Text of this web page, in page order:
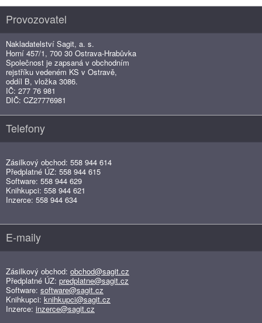
Provozovatel
Nakladatelství Sagit, a. s.
Horní 457/1, 700 30 Ostrava-Hrabůvka
Společnost je zapsaná v obchodním
rejstříku vedeném KS v Ostravě,
oddíl B, vložka 3086.
IČ: 277 76 981
DIČ: CZ27776981
Telefony
Zásilkový obchod: 558 944 614
Předplatné ÚZ: 558 944 615
Software: 558 944 629
Knihkupci: 558 944 621
Inzerce: 558 944 634
E-maily
Zásilkový obchod: obchod@sagit.cz
Předplatné ÚZ: predplatne@sagit.cz
Software: software@sagit.cz
Knihkupci: knihkupci@sagit.cz
Inzerce: inzerce@sagit.cz